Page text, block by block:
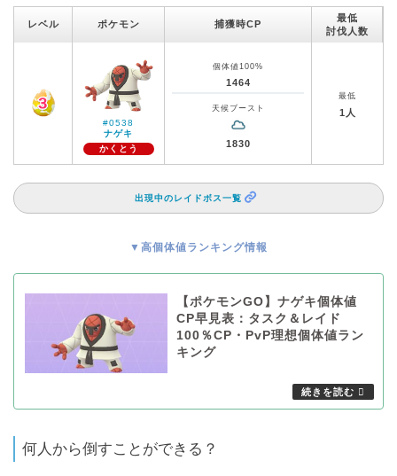
レベル ポケモン 捕獲時CP
最低
討伐人数
#0538
ナゲキ
かくとう
個体値100%
1464
天候ブースト
1830
最低
1人
出現中のレイドボス一覧
▼高個体値ランキング情報
【ポケモンGO】ナゲキ個体値
CP早見表：タスク＆レイド
100％CP・PvP理想個体値ラン
キング
何人から倒すことができる？